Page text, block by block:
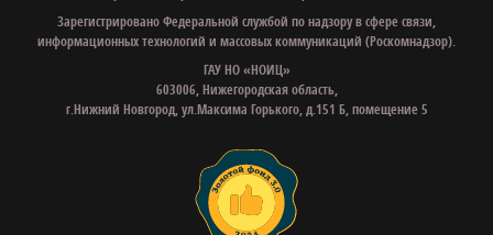
Зарегистрировано Федеральной службой по надзору в сфере связи,
информационных технологий и массовых коммуникаций (Роскомнадзор).
ГАУ НО «НОИЦ»
603006, Нижегородская область,
г.Нижний Новгород, ул.Максима Горького, д.151 Б, помещение 5